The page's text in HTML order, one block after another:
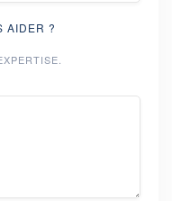
AIDER ?